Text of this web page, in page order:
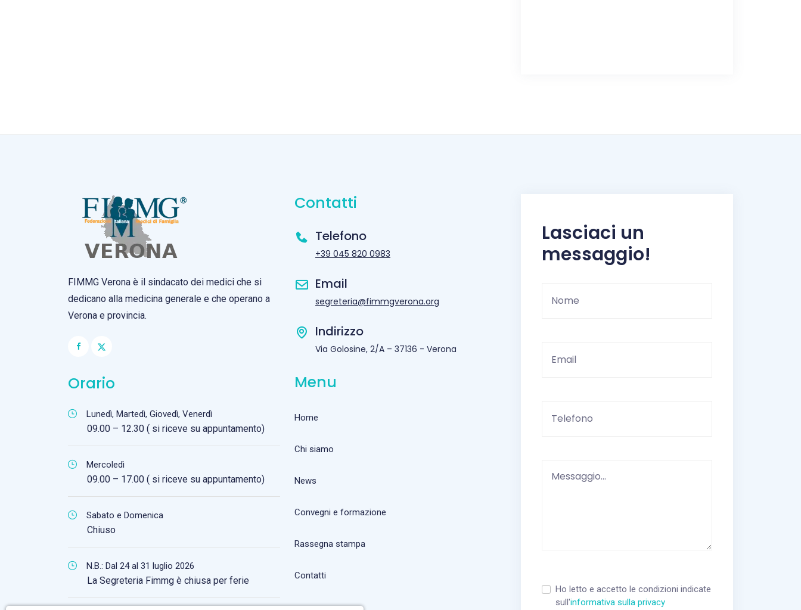
FIMMG Verona è il sindacato dei medici che si
dedicano alla medicina generale e che operano a
Verona e provincia.
Orario
Lunedì, Martedì, Giovedì, Venerdì
09.00 – 12.30 ( si riceve su appuntamento)
Mercoledì
09.00 – 17.00 ( si riceve su appuntamento)
Sabato e Domenica
Chiuso
N.B.: Dal 24 al 31 luglio 2026
La Segreteria Fimmg è chiusa per ferie
Contatti
Telefono
+39 045 820 0983
Email
segreteria@fimmgverona.org
Indirizzo
Via Golosine, 2/A – 37136 - Verona
Menu
Home
Chi siamo
News
Convegni e formazione
Rassegna stampa
Contatti
Lasciaci un
messaggio!
Ho letto e accetto le condizioni indicate
sull'informativa sulla privacy